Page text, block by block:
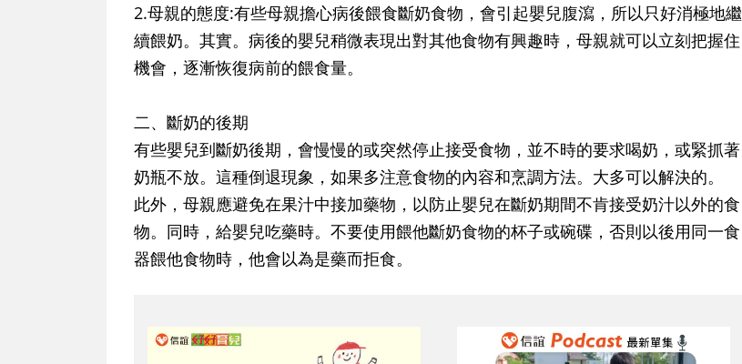
2.母親的態度:有些母親擔心病後餵食斷奶食物，會引起嬰兒腹瀉，所以只好消極地繼
續餵奶。其實。病後的嬰兒稍微表現出對其他食物有興趣時，母親就可以立刻把握住
機會，逐漸恢復病前的餵食量。
二、斷奶的後期
有些嬰兒到斷奶後期，會慢慢的或突然停止接受食物，並不時的要求喝奶，或緊抓著
奶瓶不放。這種倒退現象，如果多注意食物的內容和烹調方法。大多可以解決的。
此外，母親應避免在果汁中接加藥物，以防止嬰兒在斷奶期間不肯接受奶汁以外的食
物。同時，給嬰兒吃藥時。不要使用餵他斷奶食物的杯子或碗碟，否則以後用同一食
器餵他食物時，他會以為是藥而拒食。